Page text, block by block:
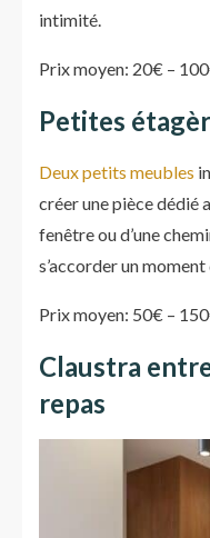
intimité.
Prix moyen: 20€ –
Petites
Deux petits meubles
créer une pièce dédié
fenêtre ou d’une
s’accorder un
Prix moyen: 50€ –
Claustra
repas